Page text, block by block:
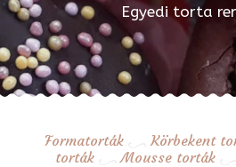
Egyedi torta
Formatorták Körbekent
torták
Mousse torták